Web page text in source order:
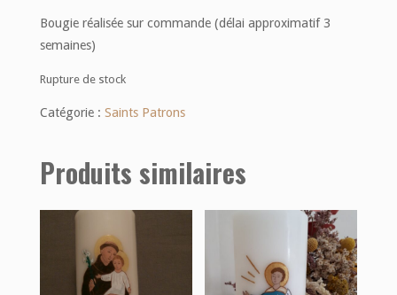
Bougie réalisée sur commande (délai approximatif 3
semaines)
Rupture de stock
Catégorie : Saints Patrons
Produits similaires